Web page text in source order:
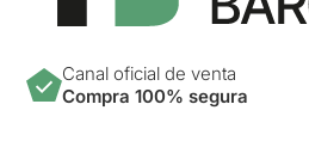
Canal oficial de venta
Compra 100% segura